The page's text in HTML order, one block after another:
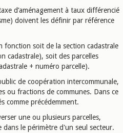
d’aménagement à taux différencié
doivent les définir par référence
fonction soit de la section cadastrale
cadastrale), soit des parcelles
+ numéro parcelle).
de coopération intercommunale,
ou fractions de communes. Dans ce
comme précédemment.
une ou plusieurs parcelles,
le périmètre d'un seul secteur.